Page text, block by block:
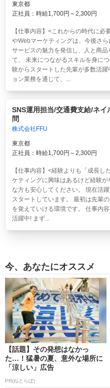
東京都
正社員：時給1,700円～2,300円
【仕事内容】<これからの時代に
やWebマーケティングは、今後さ
サービスの魅力を発信し、人と商
て、 未来につながるスキルを身に
験からスタートした先輩が多数活
ョン業務を通じて、...
SNS運用担当/交通費支給/ネ
問
株式会社FFU
東京都
正社員：時給1,700円～2,300円
【仕事内容】<経験よりも「成長し
ケティングに興味はあるけど経験
な方も安心してください。 現在活
スタートしています。 最初は先輩
を覚えていける環境です。 仕事内
活躍中! まず...
今、あなたにオススメ
【話題】その発想はなかっ
た…！猛暑の夏、意外な場所に
「涼しい」広告
PR(ねとらぼ)